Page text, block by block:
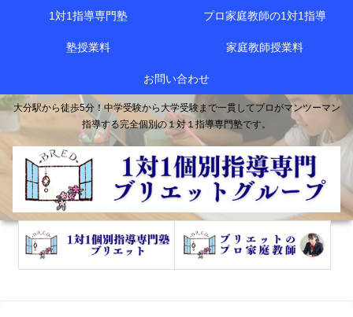
大分駅から徒歩5分！中学受験から大学受験まで一貫してプロがマンツーマン
指導する完全個別の１対１指導専門塾です。
1対1指導専門塾 プロ家庭教師の1対1指導
塾授業料 家庭教師授業料
お問い合わせ